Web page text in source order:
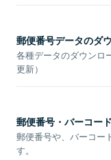
郵便番号データのダ
各種データのダウンロ
更新）
郵便番号・バーコー
郵便番号や、バーコー
す。